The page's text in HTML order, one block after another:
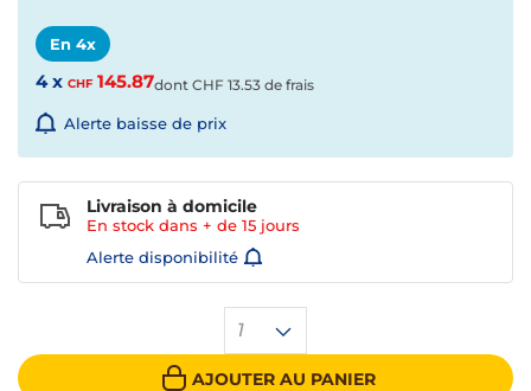
En 4x
4 x CHF145.87dont CHF 13.53 de frais
Alerte baisse de prix
1
AJOUTER AU PANIER
Livraison à domicile
En stock dans + de 15 jours
Alerte disponibilité